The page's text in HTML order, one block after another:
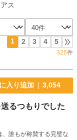
ス
1 2 3 4 5
326件
入り追加 3,054
るつもりでした
誰もが称賛する完璧な